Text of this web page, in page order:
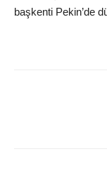
başkenti Pekin’de